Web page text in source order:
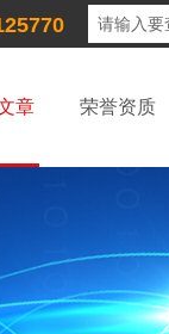
章 荣誉资质